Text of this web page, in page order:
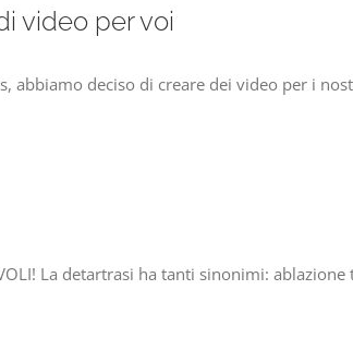
video per voi
abbiamo deciso di creare dei video per i
La detartrasi ha tanti sinonimi: